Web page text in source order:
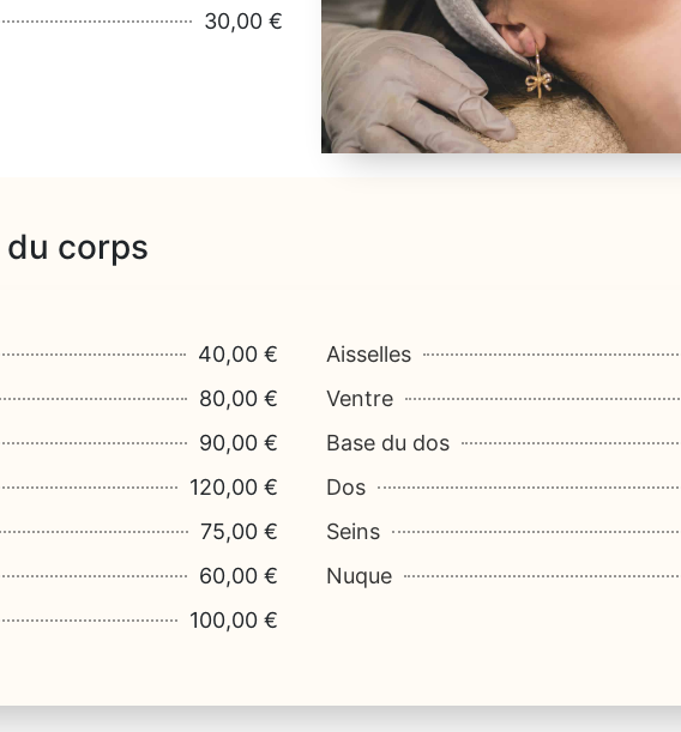
30,00 €
corps
40,00 €
80,00 €
90,00 €
120,00 €
75,00 €
60,00 €
100,00 €
Aisselles
Ventre
Base du dos
Dos
Seins
Nuque